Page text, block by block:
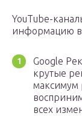
YouTube-
информацию
Google
крутые
максимум
всех